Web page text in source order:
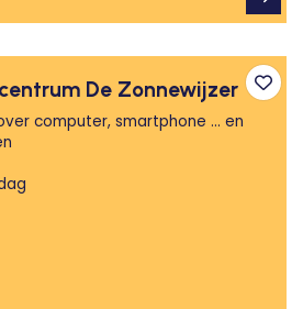
De Zonnewijzer
computer, smartphone ... en